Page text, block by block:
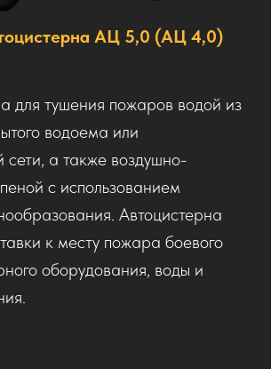
АЦ 5,0 (АЦ 4,0)
для тушения пожаров водой из
водоема или
сети, а также воздушно-
с использованием
Автоцистерна
к месту пожара боевого
оборудования, воды и